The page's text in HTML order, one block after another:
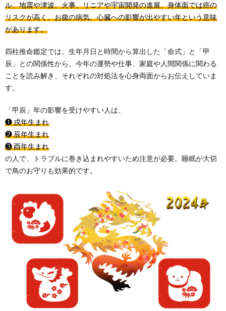
ル、地震や津波、火事、リニアや宇宙開発の進展、身体面では癌の
リスクが高く、お腹の病気、心臓への影響が出やすい年という意味
があります。
四柱推命鑑定では、生年月日と時間から算出した「命式」と「甲
辰」との関係性から、今年の運勢や仕事、家庭や人間関係に関わる
ことを読み解き、それぞれの対処法を心身両面からお伝えしていま
す。
「甲辰」年の影響を受けやすい人は、
❶ 戌年生まれ
❷ 辰年生まれ
❸ 酉年生まれ
の人で、トラブルに巻き込まれやすいため注意が必要。睡眠が大切
で鳥のお守りも効果的です。